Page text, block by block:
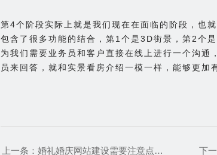
第4个阶段实际上就是我们现在在面临的阶段，也
包含了很多功能的结合，第1个是3D街景，第2个
为我们需要业务员和客户直接在线上进行一个沟通
员来回答，就和实景看房介绍一模一样，能够更加
上一条： 婚礼婚庆网站建设需要注意点细节 下